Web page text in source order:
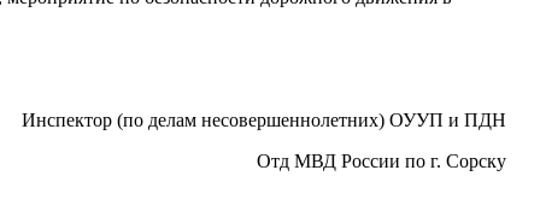
Инспектор (по делам несовершеннолетних) ОУУП и ПДН
Отд МВД России по г. Сорску